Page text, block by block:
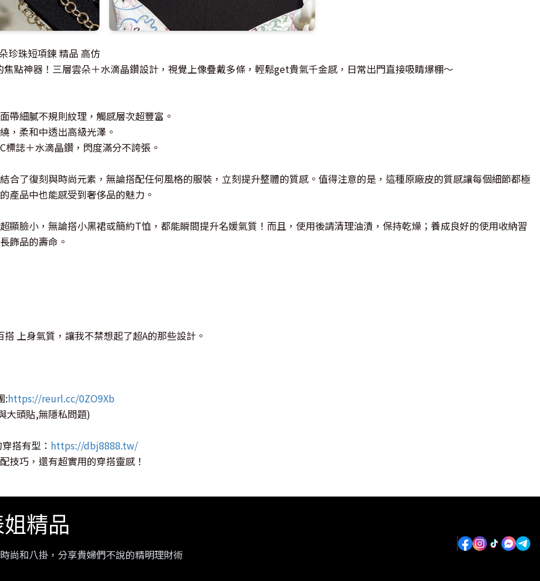
珍珠短項鍊 精品 高仿
點神器！三層雲朵＋水滴晶鑽設計，視覺上像疊戴多條，輕鬆get貴氣千金感，日常出門直接吸睛爆棚～
帶細膩不規則紋理，觸感層次超豐富。
，柔和中透出高級光澤。
標誌＋水滴晶鑽，閃度滿分不誇張。
合了復刻與時尚元素，無論搭配任何風格的服裝，立刻提升整體的質感。值得注意的是，這種原廠皮的質感讓每個細節都極
產品中也能感受到奢侈品的魅力。
顯臉小，無論搭小黑裙或簡約T恤，都能瞬間提升名媛氣質！而且，使用後請清理油漬，保持乾燥；養成良好的使用收納習
飾品的壽命。
上身氣質，讓我不禁想起了超A的那些設計。
:https://reurl.cc/0ZO9Xb
大頭貼,無隱私問題)
搭有型： https://dbj8888.tw/
技巧，還有超實用的穿搭靈感！
精品
尚和八掛，分享貴婦們不說的精明理財術